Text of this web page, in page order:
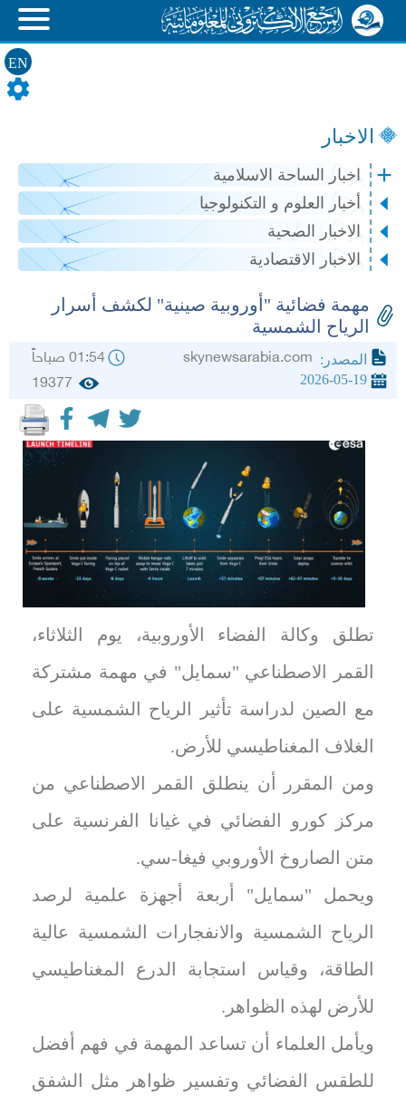
EN
الاخبار
اخبار الساحة الاسلامية
أخبار العلوم و التكنولوجيا
الاخبار الصحية
الاخبار الاقتصادية
مهمة فضائية "أوروبية صينية" لكشف أسرار
الرياح الشمسية
المصدر: 01:54 صباحاً
2026-05-19
19377
تطلق وكالة الفضاء الأوروبية، يوم الثلاثاء،
القمر الاصطناعي "سمايل" في مهمة مشتركة
مع الصين لدراسة تأثير الرياح الشمسية على
الغلاف المغناطيسي للأرض.
ومن المقرر أن ينطلق القمر الاصطناعي من
مركز كورو الفضائي في غيانا الفرنسية على
متن الصاروخ الأوروبي فيغا-سي.
ويحمل "سمايل" أربعة أجهزة علمية لرصد
الرياح الشمسية والانفجارات الشمسية عالية
الطاقة، وقياس استجابة الدرع المغناطيسي
للأرض لهذه الظواهر.
ويأمل العلماء أن تساعد المهمة في فهم أفضل
للطقس الفضائي وتفسير ظواهر مثل الشفق